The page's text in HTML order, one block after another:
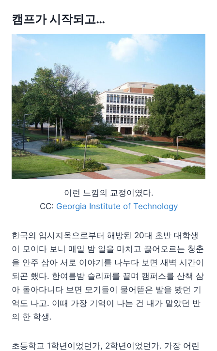
캠프가 시작되고…
이런 느낌의 교정이였다.
CC: Georgia Institute of Technology
한국의 입시지옥으로부터 해방된 20대 초반 대학생
이 모이다 보니 매일 밤 일을 마치고 끓어오르는 청춘
을 안주 삼아 서로 이야기를 나누다 보면 새벽 시간이
되곤 했다. 한여름밤 슬리퍼를 끌며 캠퍼스를 산책 삼
아 돌아다니다 보면 모기들이 물어뜯은 발을 봤던 기
억도 나고. 이때 가장 기억이 나는 건 내가 맡았던 반
의 한 학생.
초등학교 1학년이었던가, 2학년이었던가. 가장 어린